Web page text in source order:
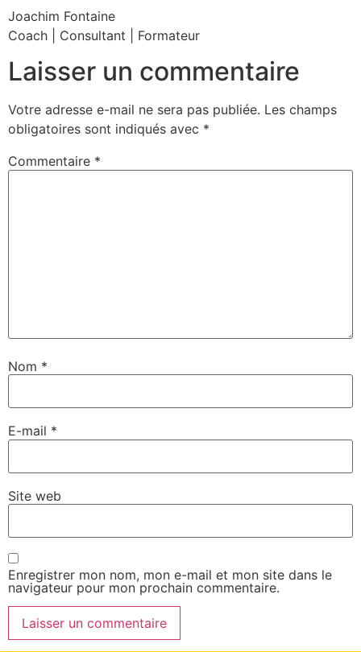
Joachim Fontaine
Coach | Consultant | Formateur
Laisser un commentaire
Votre adresse e-mail ne sera pas publiée. Les champs
obligatoires sont indiqués avec *
Commentaire *
Nom *
E-mail *
Site web
Enregistrer mon nom, mon e-mail et mon site dans le
navigateur pour mon prochain commentaire.